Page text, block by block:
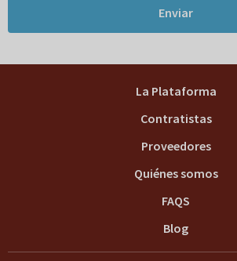
Enviar
La Plataforma
Contratistas
Proveedores
Quiénes somos
FAQS
Blog